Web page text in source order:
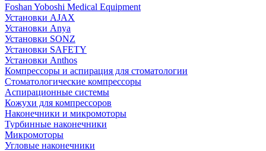
Foshan Yoboshi Medical Equipment
Установки AJAX
Установки Anya
Установки SONZ
Установки SAFETY
Установки Anthos
Компрессоры и аспирация для стоматологии
Стоматологические компрессоры
Аспирационные системы
Кожухи для компрессоров
Наконечники и микромоторы
Турбинные наконечники
Микромоторы
Угловые наконечники